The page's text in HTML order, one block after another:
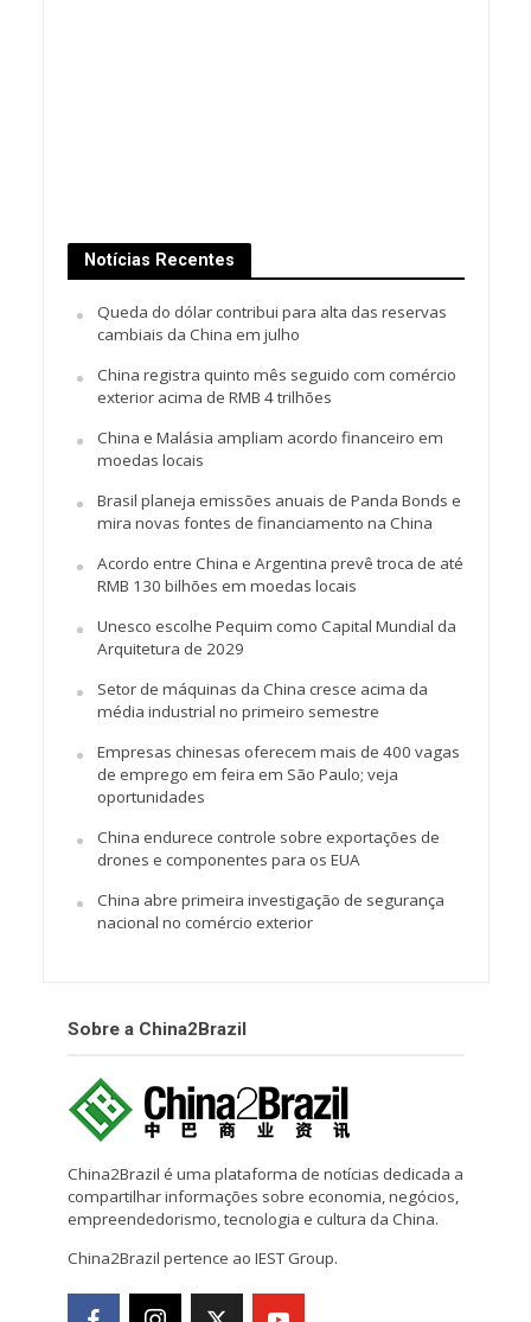
Notícias Recentes
Queda do dólar contribui para alta das reservas
cambiais da China em julho
China registra quinto mês seguido com comércio
exterior acima de RMB 4 trilhões
China e Malásia ampliam acordo financeiro em
moedas locais
Brasil planeja emissões anuais de Panda Bonds e
mira novas fontes de financiamento na China
Acordo entre China e Argentina prevê troca de até
RMB 130 bilhões em moedas locais
Unesco escolhe Pequim como Capital Mundial da
Arquitetura de 2029
Setor de máquinas da China cresce acima da
média industrial no primeiro semestre
Empresas chinesas oferecem mais de 400 vagas
de emprego em feira em São Paulo; veja
oportunidades
China endurece controle sobre exportações de
drones e componentes para os EUA
China abre primeira investigação de segurança
nacional no comércio exterior
Sobre a China2Brazil
China2Brazil é uma plataforma de notícias dedicada a
compartilhar informações sobre economia, negócios,
empreendedorismo, tecnologia e cultura da China.
China2Brazil pertence ao IEST Group.